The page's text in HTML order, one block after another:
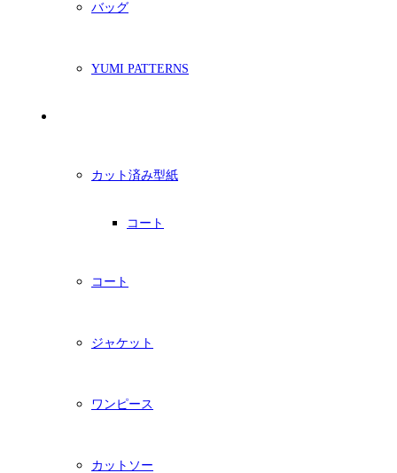
バッグ
YUMI PATTERNS
カット済み型紙
コート
コート
ジャケット
ワンピース
カットソー